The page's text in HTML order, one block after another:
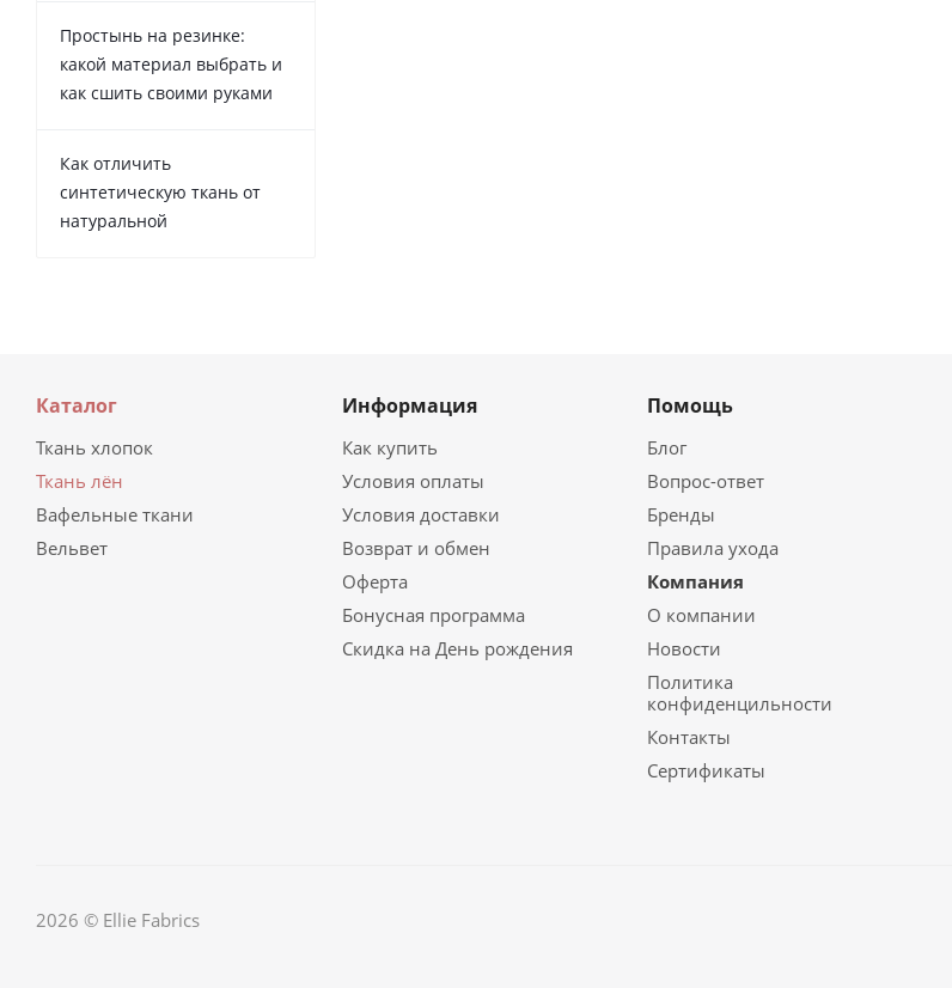
Простынь на резинке:
какой материал выбрать и
как сшить своими руками
Как отличить
синтетическую ткань от
натуральной
Каталог
Ткань хлопок
Ткань лён
Вафельные ткани
Вельвет
Информация
Как купить
Условия оплаты
Условия доставки
Возврат и обмен
Оферта
Бонусная программа
Скидка на День рождения
Помощь
Блог
Вопрос-ответ
Бренды
Правила ухода
Компания
О компании
Новости
Политика
конфиденцильности
Контакты
Сертификаты
2026 © Ellie Fabrics